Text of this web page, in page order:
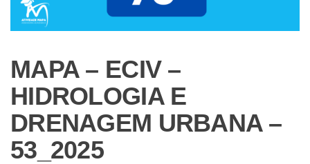
MAPA – ECIV –
HIDROLOGIA E
DRENAGEM URBANA –
53_2025